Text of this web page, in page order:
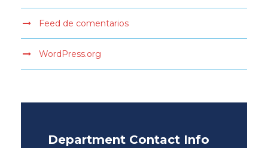
Feed de comentarios
WordPress.org
Department Contact Info